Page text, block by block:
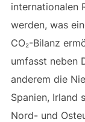
internationalen
werden, was
CO₂-Bilanz
umfasst neben
anderem die
Spanien, Irland
Nord- und